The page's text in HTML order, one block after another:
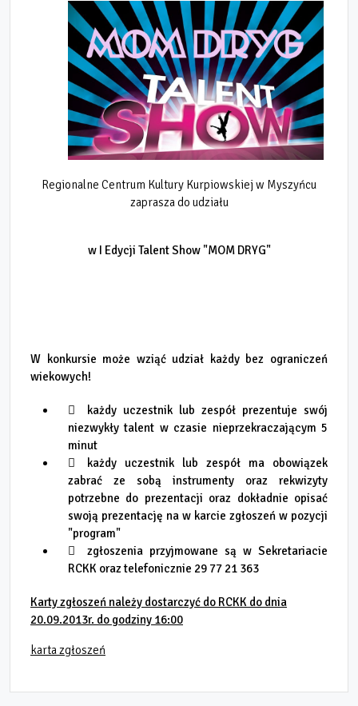
Regionalne Centrum Kultury Kurpiowskiej w Myszyńcu
zaprasza do udziału
w I Edycji Talent Show "MOM DRYG"
W konkursie może wziąć udział każdy bez ograniczeń
wiekowych!
każdy uczestnik lub zespół prezentuje swój
niezwykły talent w czasie nieprzekraczającym 5
minut
każdy uczestnik lub zespół ma obowiązek
zabrać ze sobą instrumenty oraz rekwizyty
potrzebne do prezentacji oraz dokładnie opisać
swoją prezentację na w karcie zgłoszeń w pozycji
"program"
zgłoszenia przyjmowane są w Sekretariacie
RCKK oraz telefonicznie 29 77 21 363
Karty zgłoszeń należy dostarczyć do RCKK do dnia
20.09.2013r. do godziny 16:00
karta zgłoszeń